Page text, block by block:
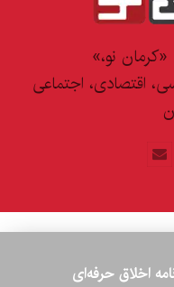
نو،»
اقتصادی، اجتماعی
اخلاق حرفه‌ای